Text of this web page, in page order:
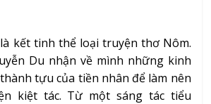
kết tinh thể loại truyện thơ Nôm.
Du nhận về mình những kinh
tựu của tiền nhân để làm nên
kiệt tác. Từ một sáng tác tiểu